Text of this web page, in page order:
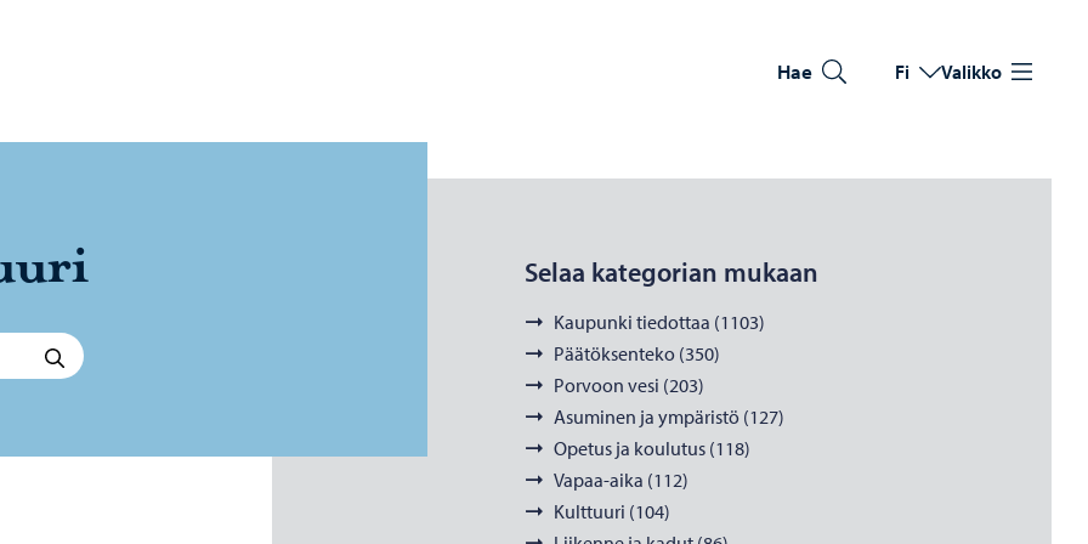
Hae Vaihda kieltä
Nykyinen kieli: Suomi
Fi Valikko
Hae
Selaa kategorian mukaan
Kaupunki tiedottaa (1103)
Päätöksenteko (350)
Porvoon vesi (203)
Asuminen ja ympäristö (127)
Opetus ja koulutus (118)
Vapaa-aika (112)
Kulttuuri (104)